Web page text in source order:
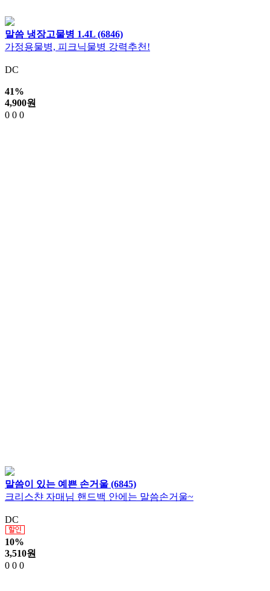
말씀 냉장고물병 1.4L (6846)
가정용물병, 피크닉물병 강력추천!
DC
41%
4,900원
0 0 0
말씀이 있는 예쁜 손거울 (6845)
크리스챤 자매님 핸드백 안에는 말씀손거울~
DC
10%
3,510원
0 0 0